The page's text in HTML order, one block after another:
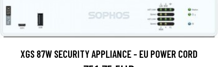
XGS 87W SECURITY APPLIANCE - EU POWER CORD